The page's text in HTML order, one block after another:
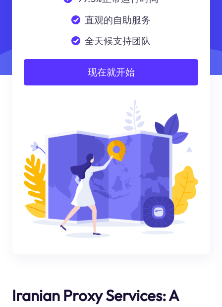
直观的自助服务
全天候支持团队
现在就开始
Iranian Proxy Services: A